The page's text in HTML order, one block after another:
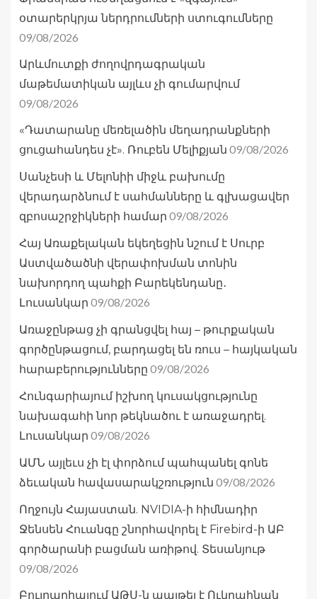
օտարերկրյա ներդրումների ստուգումները
09/08/2026
Արևմուտքի ժողովրդագրական
մաթեմատիկան այլևս չի գումարվում
09/08/2026
«Դատարանը մեռելածին մեղադրանքների
ցուցահանդես չէ». Ռուբեն Մելիքյան 09/08/2026
Սանչեսի և Մելոնիի միջև բախումը
վերադարձնում է սահմանները և գլխացավեր
զբոսաշրջիկների համար 09/08/2026
Հայ Առաքելական եկեղեցին նշում է Սուրբ
Աստվածածնի վերափոխման տոնին
նախորդող պահքի Բարեկենդանը․
Լուսանկար 09/08/2026
Առաջընթաց չի գրանցվել հայ – թուրքական
գործընթացում, բարդացել են ռուս – հայկական
հարաբերությունները 09/08/2026
Հունգարիայում իշխող կուսակցությունը
նախագահի նոր թեկնածու է առաջադրել.
Լուսանկար 09/08/2026
ԱՄՆ այլեւս չի էլ փորձում պահպանել գոնե
ձեւական հավասարակշռություն 09/08/2026
Ողջույն Հայաստան. NVIDIA-ի հիմնադիր
Ջենսեն Հուանգը շնորհավորել է Firebird-ի ԱԲ
գործարանի բացման առիթով. Տեսանյութ
09/08/2026
Բուլղարիայում ԱԹՍ-ն պայթել է Ուկրաինան